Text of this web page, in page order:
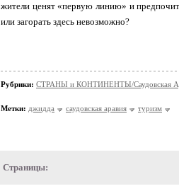
жители ценят «первую линию» и
или загорать здесь невозможно?
Рубрики: СТРАНЫ и КОНТИНЕНТЫ/Саудовская
Метки: джидда саудовская аравия туризм
Страницы: